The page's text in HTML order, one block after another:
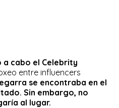
a cabo el Celebrity
entre influencers
se encontraba en el
Sin embargo, no
al lugar.